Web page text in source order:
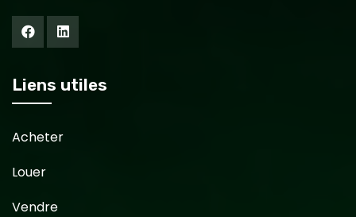
Liens utiles
Acheter
Louer
Vendre